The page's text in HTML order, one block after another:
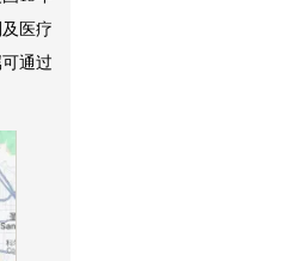
医疗
通过